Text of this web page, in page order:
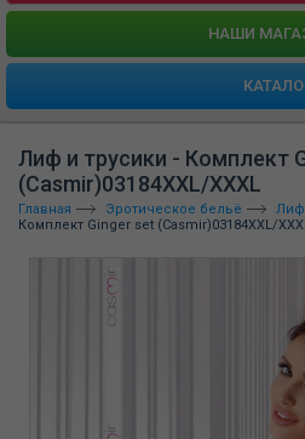
HАШИ
Лиф и трусики - Комплект
(Casmir)03184XXL/XXXL
Главная Эротическое бельё
Лиф
Комплект Ginger set (Casmir)03184XXL/